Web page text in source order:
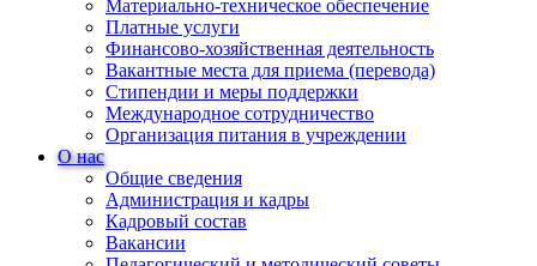
Материально-техническое обеспечение
Платные услуги
Финансово-хозяйственная деятельность
Вакантные места для приема (перевода)
Стипендии и меры поддержки
Международное сотрудничество
Организация питания в учреждении
О нас
Общие сведения
Администрация и кадры
Кадровый состав
Вакансии